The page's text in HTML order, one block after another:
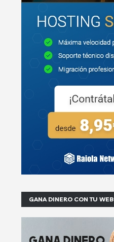
GANA DINERO CON TU WEB